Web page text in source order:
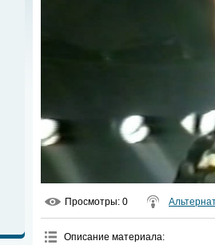
Просмотры: 0
Описание материала: